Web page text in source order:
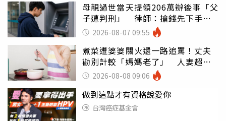
母親過世當天提領206萬辦後事「父
子遭判刑」 律師：搶錢先下手是
罪 2026-08-07 09:55
煮菜遭婆婆關火還一路追罵！丈夫
勸別計較「媽媽老了」 人妻超崩
潰：我像台傭
2026-08-08 09:06
做到這點才有資格說愛你
台灣癌症基金會